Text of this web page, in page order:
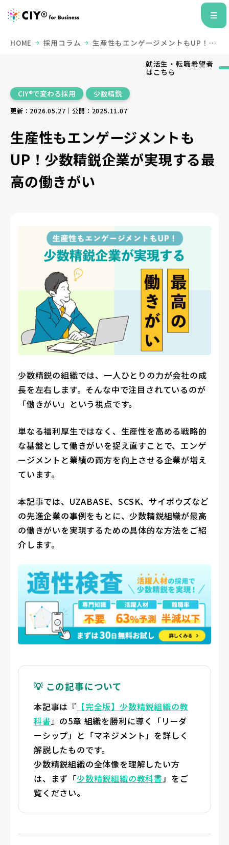
HOME 採用コラム
生産性もエンゲージメントもUP！少
就活生・転職希望者
はこちら
CIY®で変わる採用 少数精鋭
更新：2026.05.27｜公開：2025.11.07
生産性もエンゲージメントも
UP！少数精鋭企業が実現する最
高の働きがい
少数精鋭の組織では、一人ひとりの力が会社の成
長を左右します。そんな中で注目されているのが
「働きがい」という視点です。
単なる福利厚生ではなく、生産性を高める戦略的
な基盤として働きがいを捉え直すことで、エンゲ
ージメントと業績の両方を向上させる企業が増え
ています。
本記事では、UZABASE、SCSK、サイボウズなど
の先進企業の事例をもとに、少数精鋭組織が最高
の働きがいを実現するための具体的な方法をご紹
介します。
💡 この記事について
本記事は『 【完全版】少数精鋭組織の教
科書』の5章 組織を勝利に導く「リーダ
ーシップ」と「マネジメント」を詳しく
解説したものです。
少数精鋭組織の全体像を理解したい方
は、まず「少数精鋭組織の教科書」をご
覧ください。